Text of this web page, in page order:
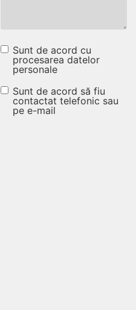
Sunt de acord cu
procesarea
datelor
personale
Sunt de acord cu
procesarea datelor
personale
Sunt de
acord să fiu
Sunt de acord să fiu
contactat telefonic sau
pe e-mail